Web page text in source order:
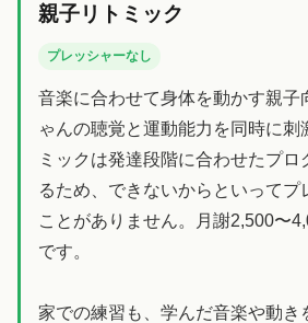
親子リトミック
プレッシャーなし
音楽に合わせて身体を動かす親子
ゃんの聴覚と運動能力を同時に刺
ミックは発達段階に合わせたプロ
るため、できないからといってプ
ことがありません。月謝2,500〜
です。
家での練習も、学んだ音楽や動き